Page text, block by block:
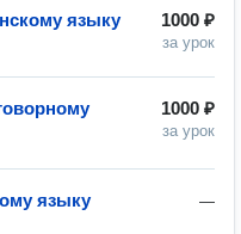
1000 ₽
за урок
языку
1000 ₽
за урок
—
языку